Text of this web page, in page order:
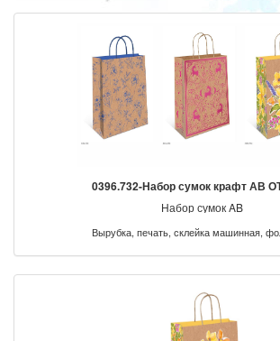
0396.732-Набор сумок крафт АВ
Набор сумок AB
Вырубка, печать, склейка машинная,